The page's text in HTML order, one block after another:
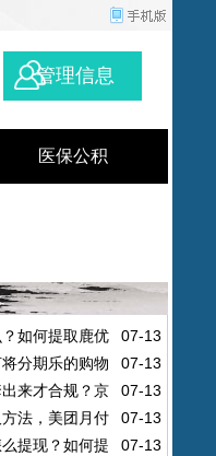
管理信息
医保公积
07-13
如何提取鹿优
07-13
分期乐的购物
07-13
来才合规？京
07-13
法，美团月付
07-13
提现？如何提